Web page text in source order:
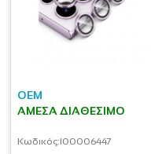
OEM
ΆΜΕΣΑ ΔΙΑΘΈΣΙΜΟ
Κωδικός:I00006447